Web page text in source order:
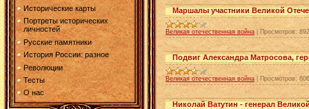
Исторические карты
Портреты исторических
личностей
Русские памятники
История России: разное
Революции
Тесты
О нас
Маршалы участники Великой
Великая отечественная война Просмотров:
Подвиг Александра Матросова,
Великая отечественная война Просмотров:
Николай Ватутин - генерал